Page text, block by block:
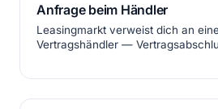
Anfrage beim Händler
Leasingmarkt verweist dich an
Vertragshändler —